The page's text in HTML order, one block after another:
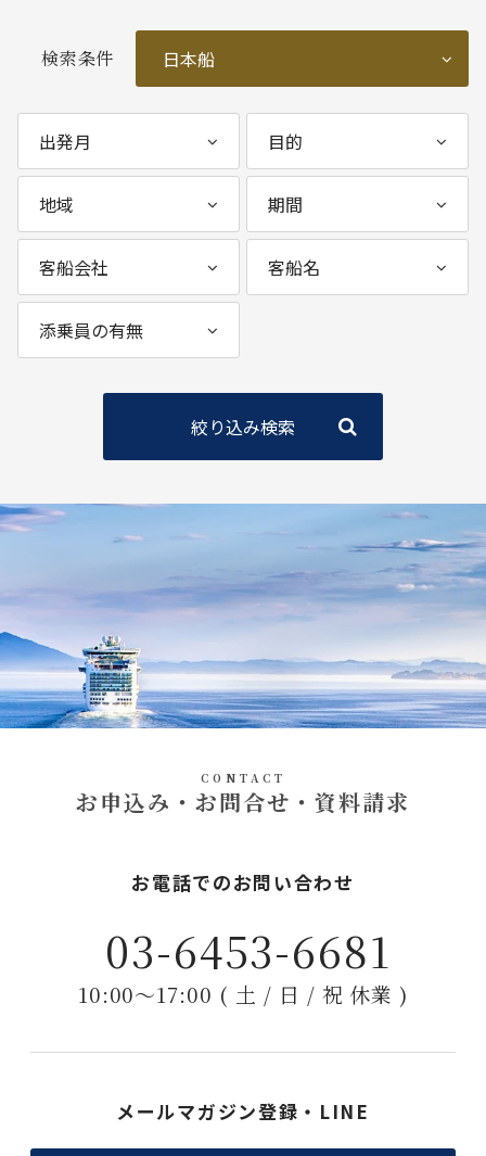
検索条件
絞り込み検索
CONTACT
お申込み・お問合せ・資料請求
お電話でのお問い合わせ
03-6453-6681
10:00〜17:00 ( 土 / 日 / 祝 休業 )
メールマガジン登録・LINE